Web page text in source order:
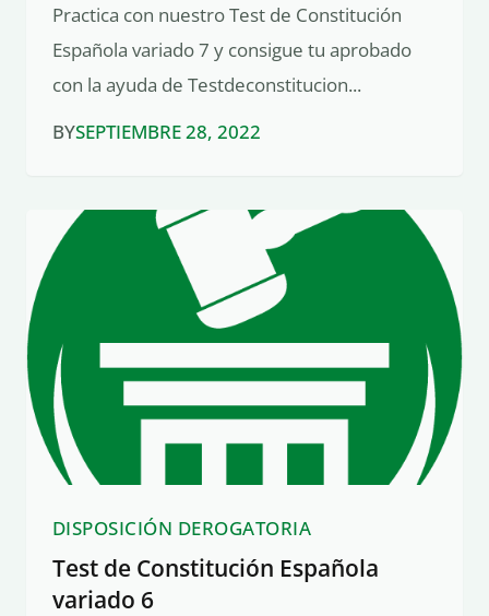
Practica con nuestro Test de Constitución
Española variado 7 y consigue tu aprobado
con la ayuda de Testdeconstitucion...
BYSEPTIEMBRE 28, 2022
DISPOSICIÓN DEROGATORIA
Test de Constitución Española
variado 6